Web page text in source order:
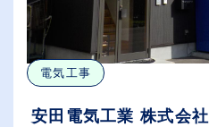
電気工事
安田電気工業 株式会社